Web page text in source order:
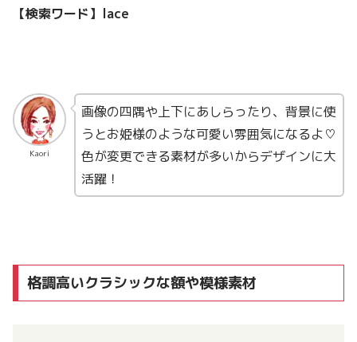
【検索ワード】 lace
Kaori
画像の四隅や上下にあしらったり、背景に使
うとお姫様のような可愛い雰囲気になるよ♡
色が変更できる素材が多いからデザインに大
活躍！
格調高いクラシックな額や模様素材